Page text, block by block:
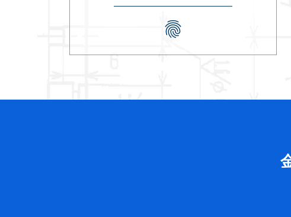
fingerprint